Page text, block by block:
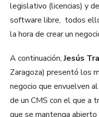
legislativo (licencias) y
software libre, todos
la hora de crear un
A continuación,Jesús
Zaragoza) presentó los
negocio que envuelven
de un CMS con el que a
que se mantenga